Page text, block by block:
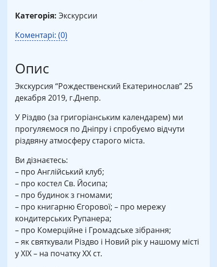
Категорія: Экскурсии
Коментарі: (0)
Опис
Экскурсия “Рождественский Екатеринослав” 25
декабря 2019, г.Днепр.
У Різдво (за григоріанським календарем) ми
прогуляємося по Дніпру і спробуємо відчути
різдвяну атмосферу старого міста.
Ви дізнаєтесь:
– про Англійський клуб;
– про костел Св. Йосипа;
– про будинок з гномами;
– про книгарню Єгорової; – про мережу
кондитерських Рупанера;
– про Комерційне і Громадське зібрання;
– як святкували Різдво і Новий рік у нашому місті
у XIX – на початку XX ст.